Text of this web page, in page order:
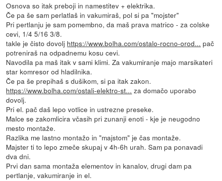
Osnova so itak preboji in namestitev + elektrika.
Če pa še sam perlatlaš in vakumiraš, pol si pa "mojster"
Pri pertlanju je sam pomembno, da maš prava matrico - za colske
cevi, 1/4 5/16 3/8.
takle je čisto dovolj https://www.bolha.com/ostalo-rocno-orod... pač
potreniraš na odpadnemu kosu cevi.
Navodila pa maš itak v sami klimi. Za vakumiranje majo marsikateri
star komresor od hladilnika.
Če pa še prepihaš s dušikom, si pa itak zakon.
https://www.bolha.com/ostali-elektro-st... za domačo uporabo
dovolj.
Pri el. pač daš lepo votlice in ustrezne preseke.
Malce se zakomlicira včasih pri zunanji enoti - kje je neugodno
mesto montaže.
Razlika me lastno montažo in "majstom" je čas montaže.
Majster ti to lepo zmeče skupaj v 4h-6h urah. Sam pa ponavadi
dva dni.
Prvi dan sama montaža elementov in kanalov, drugi dam pa
pertlanje, vakumiranje in el.